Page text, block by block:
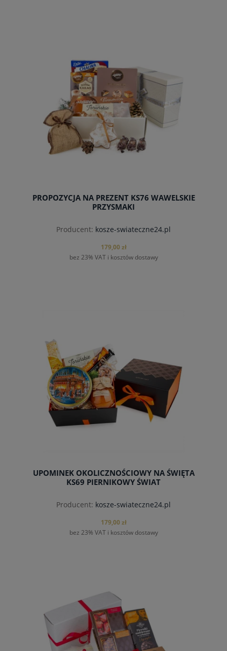
PROPOZYCJA NA PREZENT KS76 WAWELSKIE
PRZYSMAKI
Producent: kosze-swiateczne24.pl
179,00 zł
bez 23% VAT i kosztów dostawy
UPOMINEK OKOLICZNOŚCIOWY NA ŚWIĘTA
KS69 PIERNIKOWY ŚWIAT
Producent: kosze-swiateczne24.pl
179,00 zł
bez 23% VAT i kosztów dostawy